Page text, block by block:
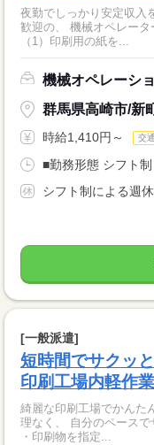
夜勤でしっかり安定収入
歓迎の、 機械オペレーターの
（1）印刷用の紙を...
機械オペレーシ
群馬県高崎市/新
時給1,410円～ 交
■勤務形態 シフト
シフト制による週
[一般派遣]
短時間でサクッ
印刷工場内軽作業
綺麗な印刷工場でかんた
理なく、 自分のペースでサクッと稼
・印刷物を指定...